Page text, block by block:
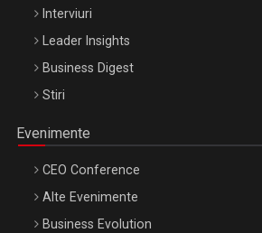
Interviuri
Leader Insights
Business Digest
Stiri
Evenimente
CEO Conference
Alte Evenimente
Business Evolution